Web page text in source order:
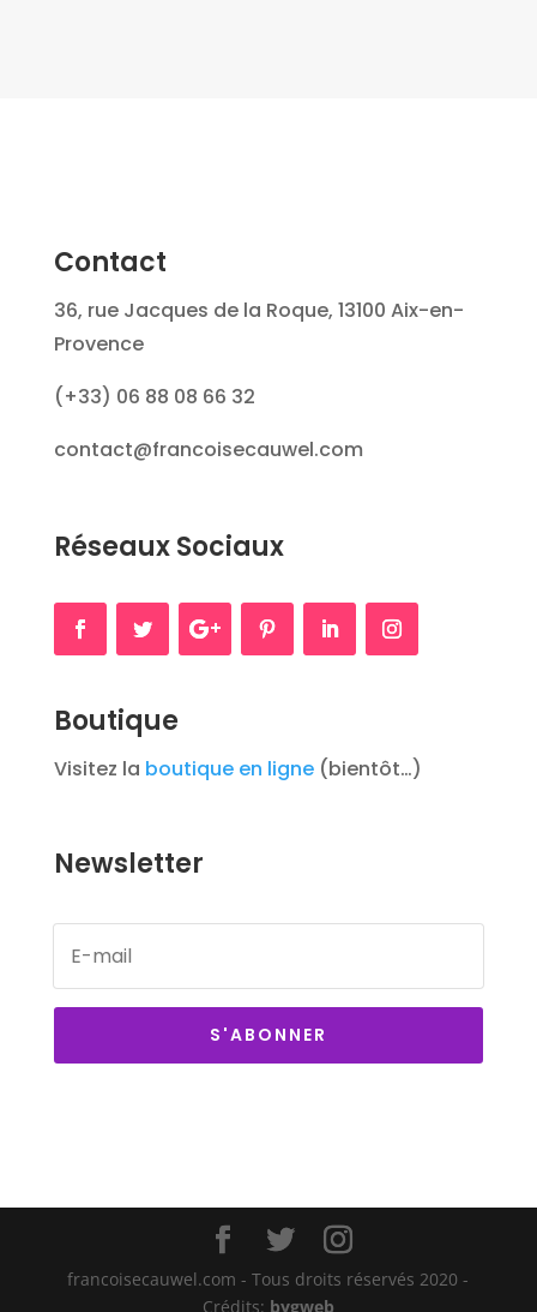
Contact
36, rue Jacques de la Roque, 13100 Aix-en-
Provence
(+33) 06 88 08 66 32
contact@francoisecauwel.com
Réseaux Sociaux
Boutique
Visitez la boutique en ligne(bientôt…)
Newsletter
S'ABONNER
francoisecauwel.com - Tous droits réservés 2020 -
Crédits: bygweb